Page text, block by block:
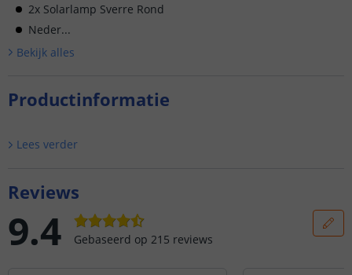
2x Solarlamp Sverre Rond
Neder...
Bekijk alles
Productinformatie
Lees verder
Reviews
9.4 Gebaseerd op 215 reviews